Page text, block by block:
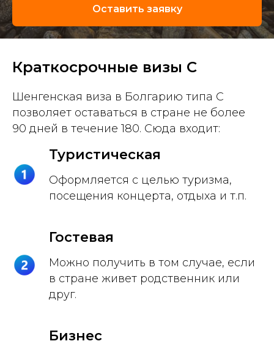
Оставить заявку
Краткосрочные визы C
Шенгенская виза в Болгарию типа C
позволяет оставаться в стране не более
90 дней в течение 180. Сюда входит:
Туристическая
Оформляется с целью туризма,
посещения концерта, отдыха и т.п.
Гостевая
Можно получить в том случае, если
в стране живет родственник или
друг.
Бизнес